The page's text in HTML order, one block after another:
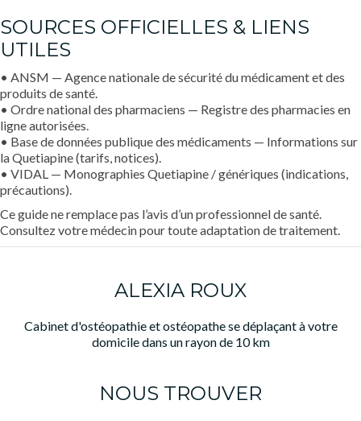
SOURCES OFFICIELLES & LIENS
UTILES
• ANSM — Agence nationale de sécurité du médicament et des
produits de santé.
• Ordre national des pharmaciens — Registre des pharmacies en
ligne autorisées.
• Base de données publique des médicaments — Informations sur
la Quetiapine (tarifs, notices).
• VIDAL — Monographies Quetiapine / génériques (indications,
précautions).
Ce guide ne remplace pas l’avis d’un professionnel de santé.
Consultez votre médecin pour toute adaptation de traitement.
ALEXIA ROUX
Cabinet d'ostéopathie et ostéopathe se déplaçant à votre
domicile dans un rayon de 10 km
NOUS TROUVER